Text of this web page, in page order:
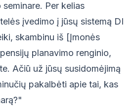
Per kelias
įvedimo į jūsų sistemą DI
skambinu iš [Įmonės
planavimo renginio,
Ačiū už jūsų susidomėjimą
pakalbėti apie tai, kas